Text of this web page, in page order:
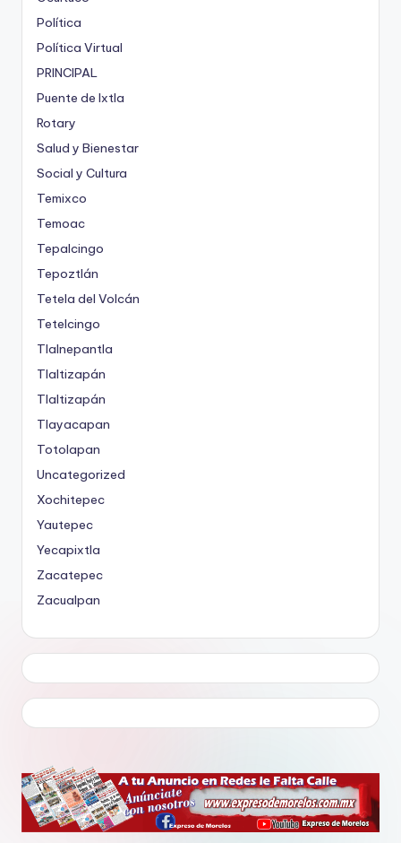
Política
Política Virtual
PRINCIPAL
Puente de Ixtla
Rotary
Salud y Bienestar
Social y Cultura
Temixco
Temoac
Tepalcingo
Tepoztlán
Tetela del Volcán
Tetelcingo
Tlalnepantla
Tlaltizapán
Tlaltizapán
Tlayacapan
Totolapan
Uncategorized
Xochitepec
Yautepec
Yecapixtla
Zacatepec
Zacualpan